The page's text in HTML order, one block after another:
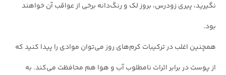
نگیرید، پیری زودرس، بروز لک و رنگ‌دانه برخی از عواقب آن خواهند
بود.
همچنین اغلب در ترکیبات کرم‌های روز می‌توان موادی را پیدا کنید که
از پوست در برابر اثرات نامطلوب آب و هوا هم محافظت می‌کند. به